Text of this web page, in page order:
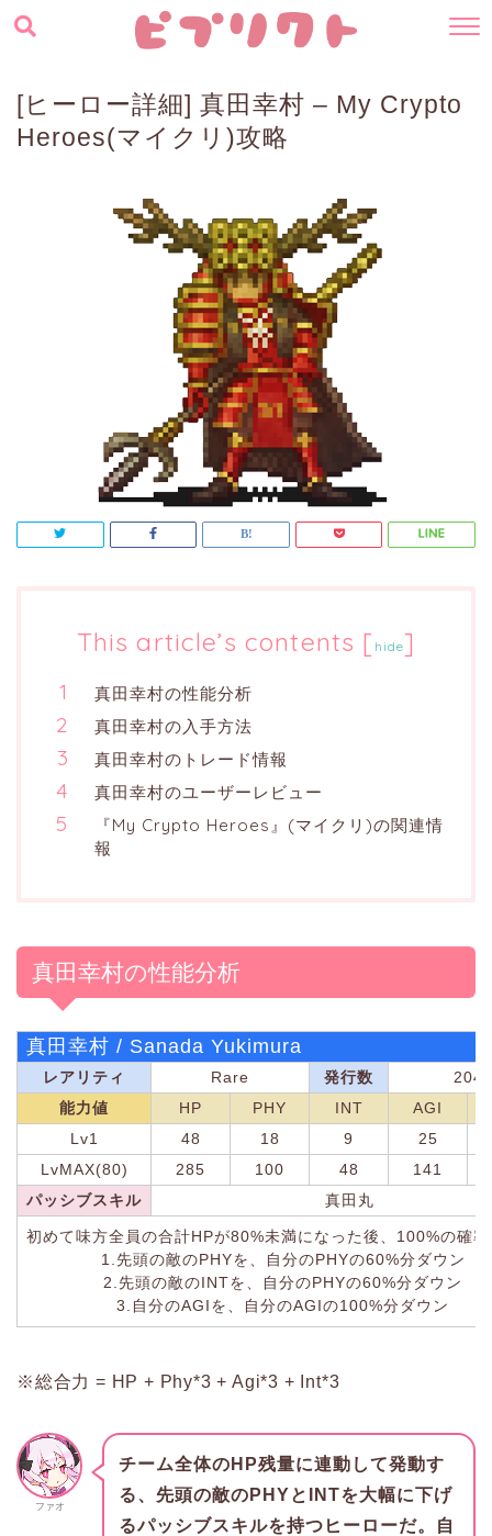
[ヒーロー詳細] 真田幸村 – My Crypto
Heroes(マイクリ)攻略
This article’s contents [ hide]
真田幸村の性能分析
真田幸村の入手方法
真田幸村のトレード情報
真田幸村のユーザーレビュー
『My Crypto Heroes』(マイクリ)の関連情
報
真田幸村の性能分析
真田幸村 / Sanada Yukimura
レアリティ Rare 発行数
204
能力値
HP PHY INT AGI
Lv1
48 18 9
25
LvMAX(80)
285 100 48 141
パッシブスキル
真田丸
初めて味方全員の合計HPが80%未満になった後、100%の確
1.先頭の敵のPHYを、自分のPHYの60%分ダウン
2.先頭の敵のINTを、自分のPHYの60%分ダウン
3.自分のAGIを、自分のAGIの100%分ダウン
※総合力 = HP + Phy*3 + Agi*3 + Int*3
ファオ
チーム全体のHP残量に連動して発動す
る、先頭の敵のPHYとINTを大幅に下げ
るパッシブスキルを持つヒーローだ。自